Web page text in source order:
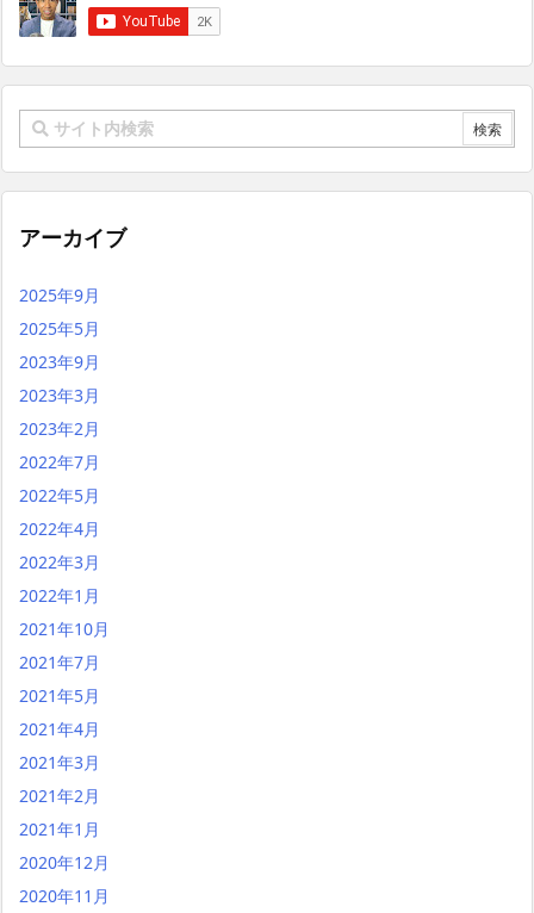
アーカイブ
2025年9月
2025年5月
2023年9月
2023年3月
2023年2月
2022年7月
2022年5月
2022年4月
2022年3月
2022年1月
2021年10月
2021年7月
2021年5月
2021年4月
2021年3月
2021年2月
2021年1月
2020年12月
2020年11月